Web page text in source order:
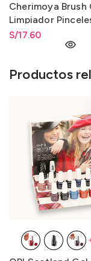
Cherimoya Brush
Limpiador
S/17.60
Productos